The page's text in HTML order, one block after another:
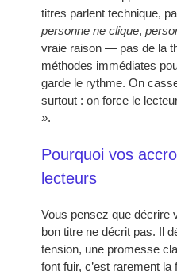
titres parlent technique,
personne ne clique,
vraie raison — pas de la
méthodes immédiates
garde le rythme. On
surtout : on force le
».
Pourquoi vos
lecteurs
Vous pensez que décrire
bon titre ne décrit pas. Il
tension, une promesse
font fuir, c’est rarement la